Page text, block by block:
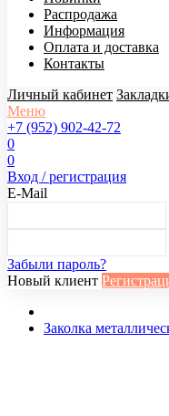
Распродажа
Информация
Оплата и доставка
Контакты
Личный кабинет
Меню
+7 (952) 902-42-72
0
0
Вход / регистрация
E-Mail
Забыли пароль?
Новый клиент
Заколка